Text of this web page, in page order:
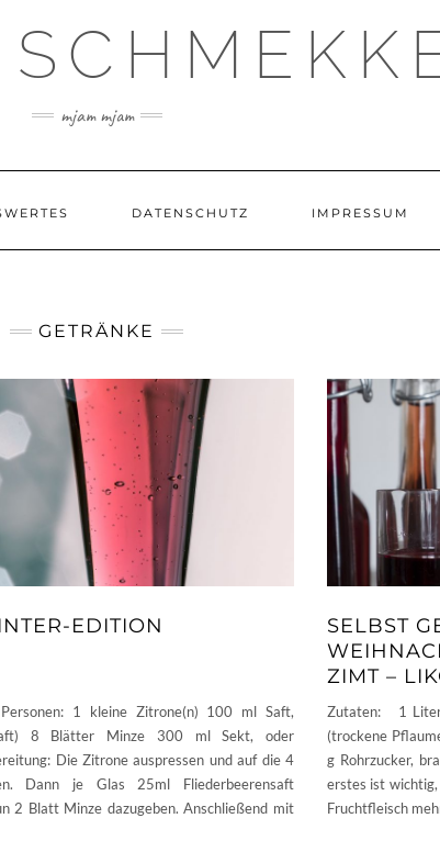
mjam mjam
DATENSCHUTZ IMPRESSUM
GETRÄNKE
EDITION
1 kleine Zitrone(n) 100 ml Saft,
8 Blätter Minze 300 ml Sekt, oder
Die Zitrone auspressen und auf die 4
Dann je Glas 25ml Fliederbeerensaft
2 Blatt Minze dazugeben. Anschließend mit
SELBST
ZIMT –
Zutaten: 1 Liter
(trockene
g Rohrzucker,
erstes ist
Fruchtfleisch